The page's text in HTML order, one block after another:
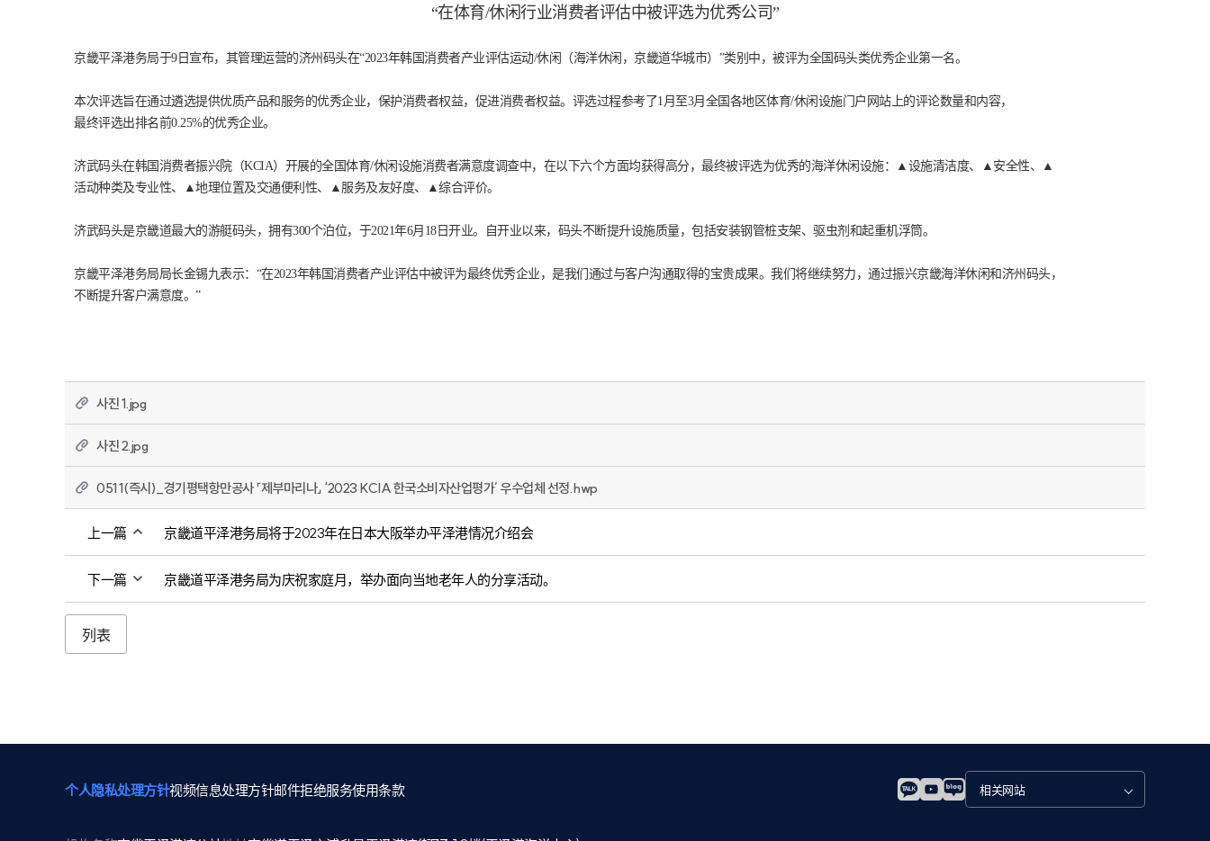
“在体育/休闲行业消费者评估中被评选为优秀公司”
京畿平泽港务局于9日宣布，其管理运营的济州码头在“2023年韩国消费者产业评估运动/休闲（海洋休闲，京畿道华城市）”类别中，被评为全国码头类优秀企业第一名。
本次评选旨在通过遴选提供优质产品和服务的优秀企业，保护消费者权益，促进消费者权益。评选过程参考了1月至3月全国各地区体育/休闲设施门户网站上的评论数量和内容，
最终评选出排名前0.25%的优秀企业。
济武码头在韩国消费者振兴院（KCIA）开展的全国体育/休闲设施消费者满意度调查中，在以下六个方面均获得高分，最终被评选为优秀的海洋休闲设施：▲设施清洁度、▲安全性、▲
活动种类及专业性、▲地理位置及交通便利性、▲服务及友好度、▲综合评价。
济武码头是京畿道最大的游艇码头，拥有300个泊位，于2021年6月18日开业。自开业以来，码头不断提升设施质量，包括安装钢管桩支架、驱虫剂和起重机浮筒。
京畿平泽港务局局长金锡九表示：“在2023年韩国消费者产业评估中被评为最终优秀企业，是我们通过与客户沟通取得的宝贵成果。我们将继续努力，通过振兴京畿海洋休闲和济州码头，
不断提升客户满意度。”
사진 1.jpg
사진 2.jpg
0511(즉시)_경기평택항만공사 「제부마리나」 ‘2023 KCIA 한국소비자산업평가’ 우수업체 선정.hwp
上一篇 京畿道平泽港务局将于2023年在日本大阪举办平泽港情况介绍会
下一篇 京畿道平泽港务局为庆祝家庭月，举办面向当地老年人的分享活动。
列表
个人隐私处理方针视频信息处理方针邮件拒绝服务使用条款
관
련